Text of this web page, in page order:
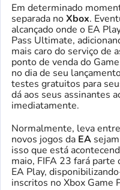
Em determinado
separada noXbox.
alcançado onde o EA
Pass Ultimate,
mais caro do serviço de
ponto de venda do
no dia de seu
testes gratuitos para
dá aos seus assinantes
imediatamente.
Normalmente, leva
novos jogos da EA
isso que está
maio, FIFA 23 fará
EA Play,
inscritos no Xbox Game